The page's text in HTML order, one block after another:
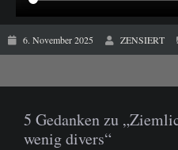
6. November 2025 ZENSIERT
5 Gedanken zu
wenig divers“